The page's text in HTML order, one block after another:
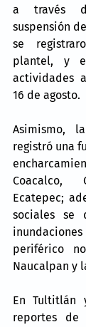
a través
suspensión
se
plantel, y
actividades
16 de agosto.
Asimismo,
registró una
Ecatepec;
sociales se
periférico
Naucalpan y
En Tultitlán
reportes de